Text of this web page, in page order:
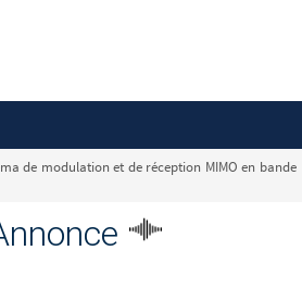
de modulation et de réception MIMO en bande